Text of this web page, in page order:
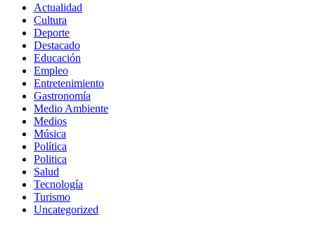
Actualidad
Cultura
Deporte
Destacado
Educación
Empleo
Entretenimiento
Gastronomía
Medio Ambiente
Medios
Música
Política
Politica
Salud
Tecnología
Turismo
Uncategorized